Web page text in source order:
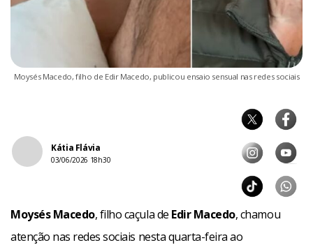
Moysés Macedo, filho de Edir Macedo, publicou ensaio sensual nas redes sociais
Kátia Flávia
03/06/2026 18h30
Moysés Macedo, filho caçula de Edir Macedo, chamou
atenção nas redes sociais nesta quarta-feira ao